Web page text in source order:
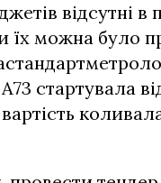
відсутні в
їх можна було
стартувала